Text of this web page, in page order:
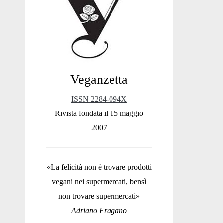
Sidebar
Veganzetta
ISSN 2284-094X
Rivista fondata il 15 maggio
2007
«La felicità non è trovare prodotti
vegani nei supermercati, bensì
non trovare supermercati»
Adriano Fragano